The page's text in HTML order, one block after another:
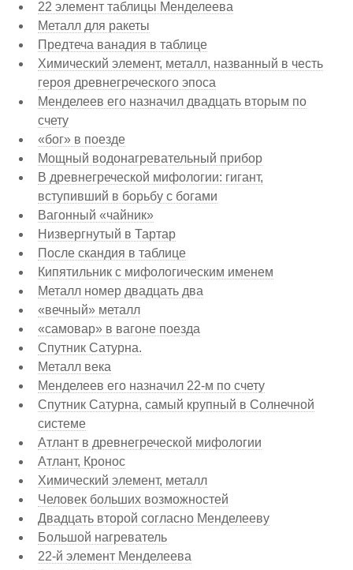
22 элемент таблицы Менделеева
Металл для ракеты
Предтеча ванадия в таблице
Химический элемент, металл, названный в честь
героя древнегреческого эпоса
Менделеев его назначил двадцать вторым по
счету
«бог» в поезде
Мощный водонагревательный прибор
В древнегреческой мифологии: гигант,
вступивший в борьбу с богами
Вагонный «чайник»
Низвергнутый в Тартар
После скандия в таблице
Кипятильник с мифологическим именем
Металл номер двадцать два
«вечный» металл
«самовар» в вагоне поезда
Спутник Сатурна.
Металл века
Менделеев его назначил 22-м по счету
Спутник Сатурна, самый крупный в Солнечной
системе
Атлант в древнегреческой мифологии
Атлант, Кронос
Химический элемент, металл
Человек больших возможностей
Двадцать второй согласно Менделееву
Большой нагреватель
22-й элемент Менделеева